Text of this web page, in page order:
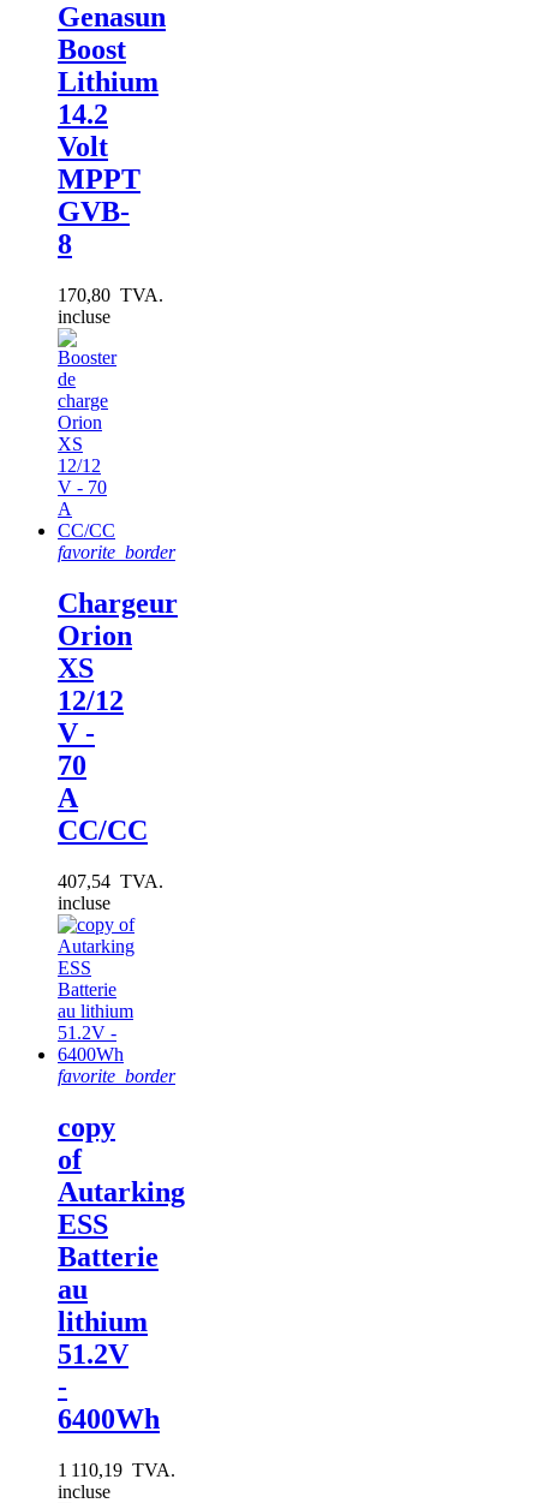
Genasun
Boost
Lithium
14.2
Volt
MPPT
GVB-
8
170,80 TVA.
incluse
favorite_border
Chargeur
Orion
XS
12/12
V -
70
A
CC/CC
407,54 TVA.
incluse
favorite_border
copy
of
Autarking
ESS
Batterie
au
lithium
51.2V
-
6400Wh
1 110,19 TVA.
incluse